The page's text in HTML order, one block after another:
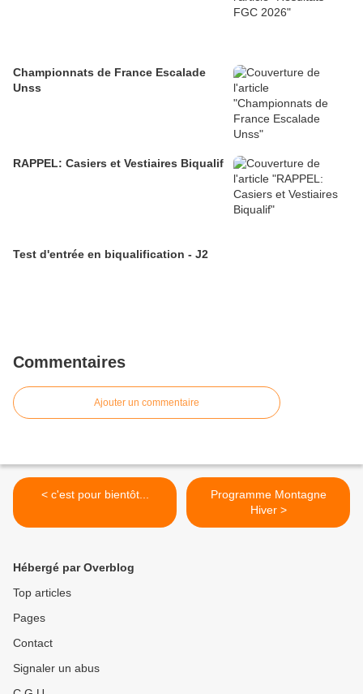
Championnats de France Escalade
Unss
RAPPEL: Casiers et Vestiaires Biqualif
Test d'entrée en biqualification - J2
Commentaires
Ajouter un commentaire
< c'est pour bientôt...
Programme Montagne
Hiver >
Hébergé par Overblog
Top articles
Pages
Contact
Signaler un abus